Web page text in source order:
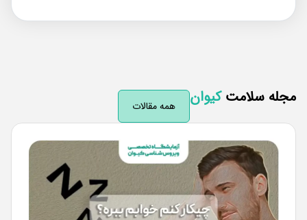
سلامتکیوان همه مقالات